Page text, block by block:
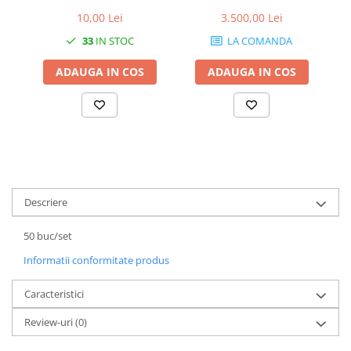
1.7.1 Cablu frana
1.7.2. Placute de frana
1.7.3. Simeringuri sistem franare
1.8. Transmisie
1.8.1. Prize de putere
1.8.2. Cutii viteze
1.8.3. Ambreiaje
1.8.4. Transmisie punte spate
10,00 Lei
33IN STOC
ADAUGA IN COS
3.500,00 Lei
LA COMANDA
ADAUGA IN COS
Descriere
50 buc/set
Informatii conformitate produs
Caracteristici
Review-uri(0)